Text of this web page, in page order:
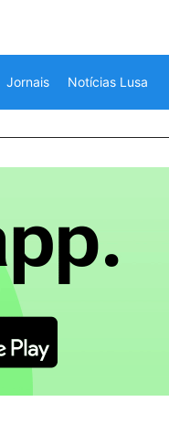
Jornais Notícias Lusa